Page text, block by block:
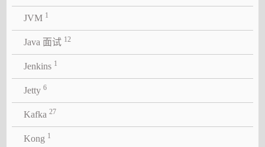
JVM 1
Java 面试 12
Jenkins 1
Jetty 6
Kafka 27
Kong 1